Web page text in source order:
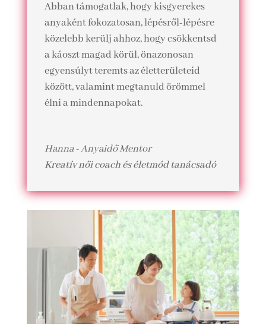
Abban támogatlak, hogy kisgyerekes
anyaként fokozatosan, lépésről-lépésre
közelebb kerülj ahhoz, hogy csökkentsd
a káoszt magad körül, önazonosan
egyensúlyt teremts az életterületeid
között, valamint megtanuld örömmel
élni a mindennapokat.
Hanna - Anyaidő Mentor
Kreatív női coach és életmód tanácsadó